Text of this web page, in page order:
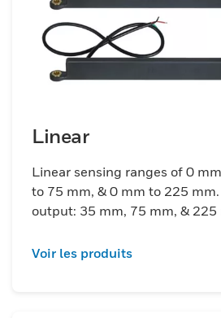
Linear
Linear sensing ranges of 0
to 75 mm, & 0 mm to 225
output: 35 mm, 75 mm, &
Voir les produits